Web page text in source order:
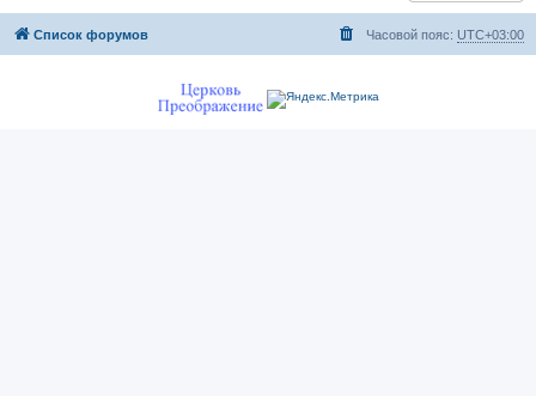
Список форумов Часовой пояс: UTC+03:00